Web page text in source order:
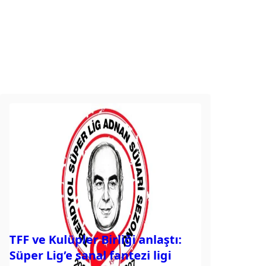
TFF ve Kulüpler Birliği anlaştı:
Süper Lig’e sanal fantezi ligi